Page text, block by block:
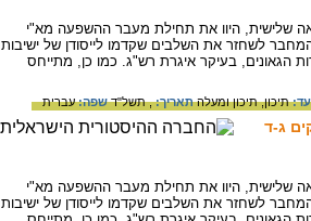
שלישית, היוו את תחילת מעבר ההשפעה מא"י
לשחזר את השלבים שקדמו לייסודן של ישיבות
הגאונים, בעיקר איגרת רש"ג. כמו כן, מתייחס
תיכון,תיכון ומעלהתאריך:, תשל"דשפה:עברית
ג-ד
שלישית, היוו את תחילת מעבר ההשפעה מא"י
לשחזר את השלבים שקדמו לייסודן של ישיבות